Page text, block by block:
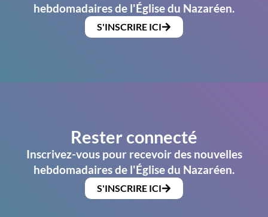
hebdomadaires de l'Église du Nazaréen.
S'INSCRIRE ICI
Rester connecté
Inscrivez-vous pour recevoir des nouvelles
hebdomadaires de l'Église du Nazaréen.
S'INSCRIRE ICI